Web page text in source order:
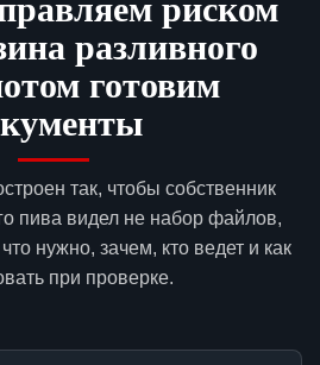
разливного
готовим
так, чтобы собственник
пива видел не набор файлов,
нужно, зачем, кто ведет и как
при проверке.